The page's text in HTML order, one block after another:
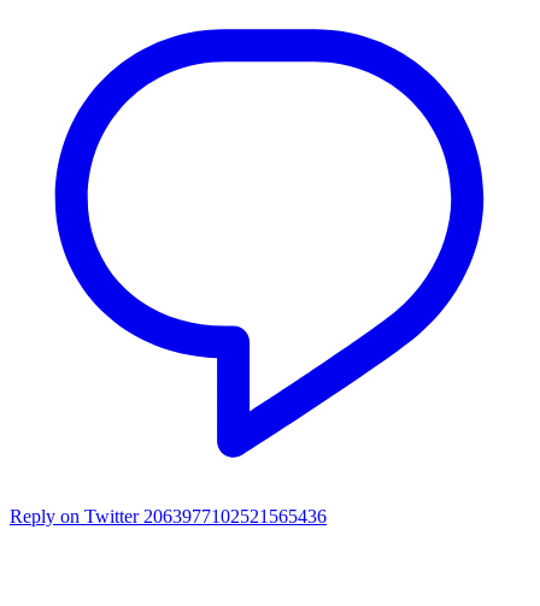
Reply on Twitter 2063977102521565436